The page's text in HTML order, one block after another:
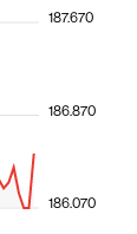
186.070
186.870
187.670